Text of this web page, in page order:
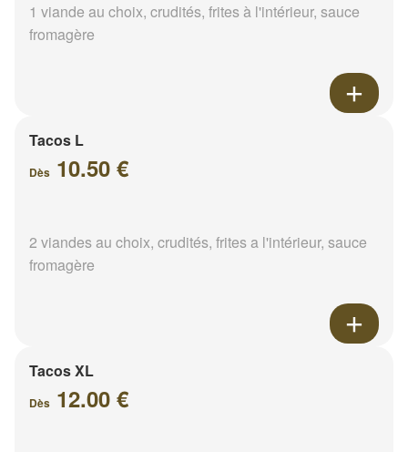
1 viande au choix, crudités, frites à l'intérieur, sauce
fromagère
Tacos L
Dès 10.50 €
2 viandes au choix, crudités, frites a l'intérieur, sauce
fromagère
Tacos XL
Dès 12.00 €